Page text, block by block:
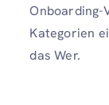
Onboarding-
Kategorien
das Wer.